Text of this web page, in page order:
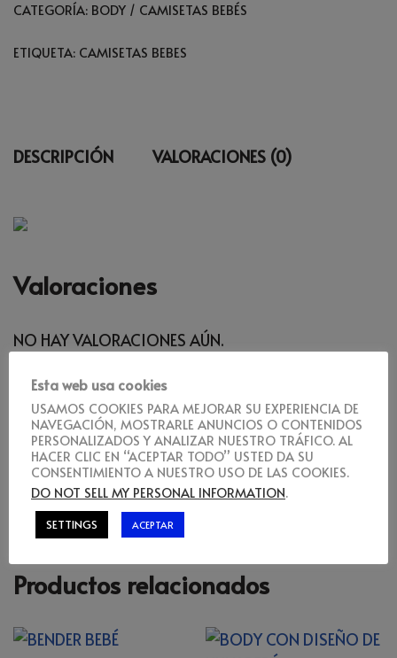
CATEGORÍA: BODY / CAMISETAS BEBÉS
ETIQUETA: CAMISETAS BEBES
DESCRIPCIÓN VALORACIONES (0)
Valoraciones
NO HAY VALORACIONES AÚN.
Sé el primero en valorar “Groot bebé”
DEBESACCEDERPARA PUBLICAR UNA VALORACIÓN.
Productos relacionados
Esta web usa cookies
USAMOS COOKIES PARA MEJORAR SU EXPERIENCIA DE
NAVEGACIÓN, MOSTRARLE ANUNCIOS O CONTENIDOS
PERSONALIZADOS Y ANALIZAR NUESTRO TRÁFICO. AL
HACER CLIC EN “ACEPTAR TODO” USTED DA SU
CONSENTIMIENTO A NUESTRO USO DE LAS COOKIES.
DO NOT SELL MY PERSONAL INFORMATION.
SETTINGS ACEPTAR